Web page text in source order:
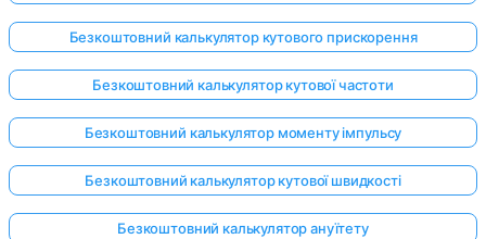
Безкоштовний калькулятор кутового прискорення
Безкоштовний калькулятор кутової частоти
Безкоштовний калькулятор моменту імпульсу
Безкоштовний калькулятор кутової швидкості
Безкоштовний калькулятор ануїтету